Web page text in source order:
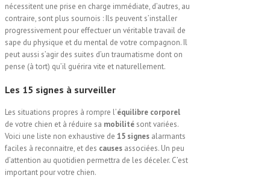
nécessitent une prise en charge immédiate, d’autres, au
contraire, sont plus sournois : Ils peuvent s’installer
progressivement pour effectuer un véritable travail de
sape du physique et du mental de votre compagnon. Il
peut aussi s’agir des suites d’un traumatisme dont on
pense (à tort) qu’il guérira vite et naturellement.
Les 15 signes à surveiller
Les situations propres à rompre l’équilibre corporel
de votre chien et à réduire sa mobilité sont variées.
Voici une liste non exhaustive de 15 signes alarmants
faciles à reconnaitre, et des causes associées. Un peu
d’attention au quotidien permettra de les déceler. C’est
important pour votre chien.